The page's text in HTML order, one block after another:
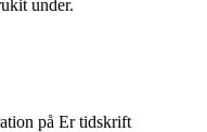
under.
på Er tidskrift